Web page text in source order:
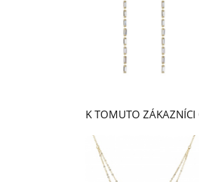
K TOMUTO ZÁKAZNÍCI